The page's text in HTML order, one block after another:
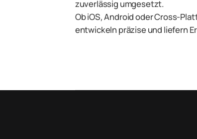
zuverlässig umgesetzt.
Ob iOS, Android oder Cross-
entwickeln präzise und liefern